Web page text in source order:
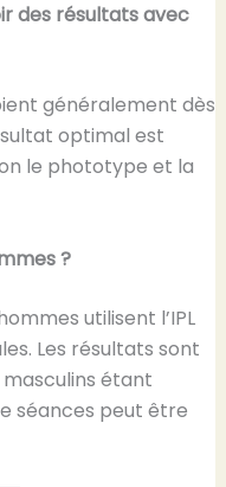
des résultats avec
généralement dès
optimal est
le phototype et la
?
utilisent l’IPL
Les résultats sont
étant
séances peut être